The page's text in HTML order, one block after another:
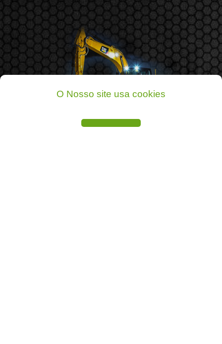
MÁQUINAS
O Nosso site usa cookies